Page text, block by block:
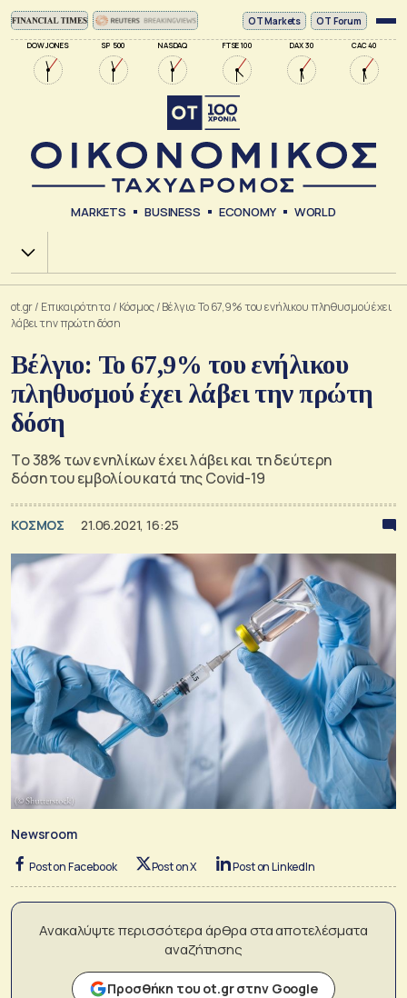
DOW JONES SP 500 NASDAQ FTSE 100 DAX 30 CAC 40
ΟΤ Markets OT Forum
MARKETS BUSINESS ECONOMY WORLD
Χ.Α.
ot.gr/ Επικαιρότητα / Κόσμος/Βέλγιο: Το 67,9% του ενήλικου πληθυσμού έχει
λάβει την πρώτη δόση
Βέλγιο: Το 67,9% του ενήλικου
πληθυσμού έχει λάβει την πρώτη
δόση
Tο 38% των ενηλίκων έχει λάβει και τη δεύτερη
δόση του εμβολίου κατά της Covid-19
ΚΟΣΜΟΣ 21.06.2021, 16:25
Newsroom
Post on Facebook Post on X Post on LinkedIn
Ανακαλύψτε περισσότερα άρθρα στα αποτελέσματα
αναζήτησης
Προσθήκη του ot.gr στην Google